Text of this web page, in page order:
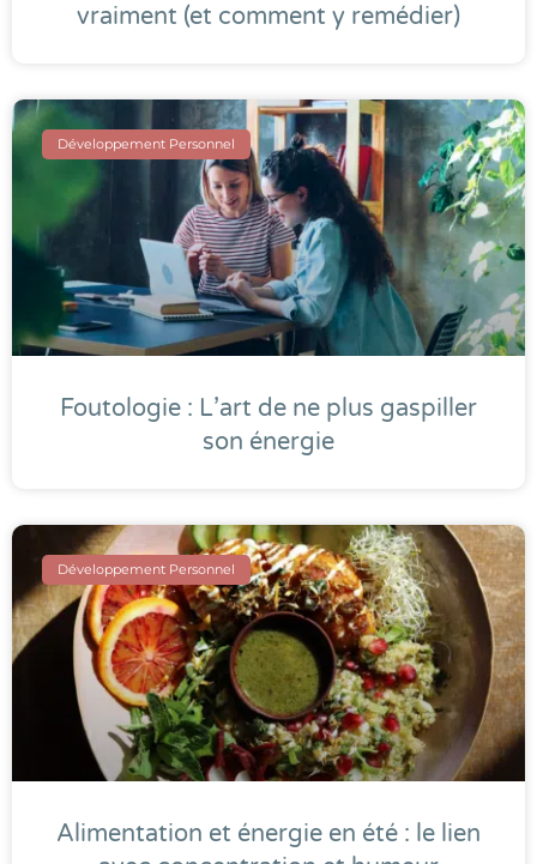
vraiment (et comment y remédier)
Développement Personnel
Foutologie : L’art de ne plus gaspiller
son énergie
Développement Personnel
Alimentation et énergie en été : le lien